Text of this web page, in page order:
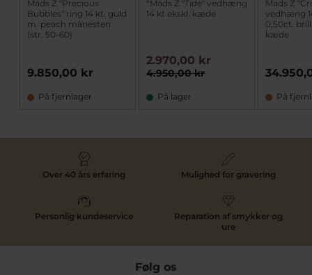
Mads Z "Precious
Bubbles" ring 14 kt. guld
m. peach månesten
(str. 50-60)
9.850,00 kr
På fjernlager
*Mads Z "Tide" vedhæng
14 kt ekskl. kæde
4.950,00 kr
2.970,00 kr
På lager
Mads Z
vedhæng
0,50ct.
kæde
På
Over 40 års erfaring Mulighed for gravering
Personlig kundeservice
Reparation af smykker og
ure
Følg os